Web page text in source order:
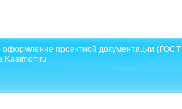
оформление проектной документации
Kasimoff.ru